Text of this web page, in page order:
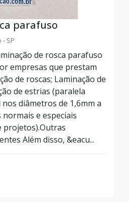
parafuso
- SP
de rosca parafuso
empresas que prestam
de roscas; Laminação de
de estrias (paralela
diâmetros de 1,6mm a
normais e especiais
projetos).Outras
Além disso, &eacu...